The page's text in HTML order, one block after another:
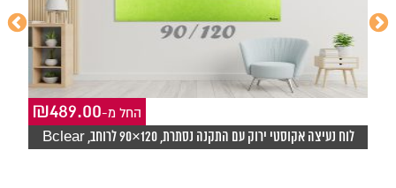
₪489.00 -החל מ
לוח נעיצה אקוסטי ירוק עם התקנה נסתרת, 120×90 לרוחב, Bclear